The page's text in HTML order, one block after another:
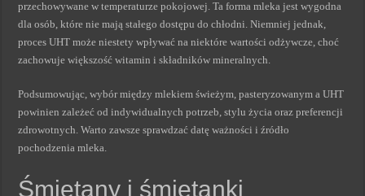
przechowywane w temperaturze pokojowej. Ta forma mleka jest wygodna
dla osób, które nie mają stałego dostępu do chłodni. Niemniej jednak,
proces UHT może niestety wpływać na niektóre wartości odżywcze, choć
zachowuje większość witamin i składników mineralnych.
Podsumowując, wybór między mlekiem świeżym, pasteryzowanym a UHT
powinien zależeć od indywidualnych potrzeb, stylu życia oraz preferencji
zdrowotnych. Warto zawsze sprawdzać datę ważności i źródło
pochodzenia mleka.
Śmietany i śmietanki